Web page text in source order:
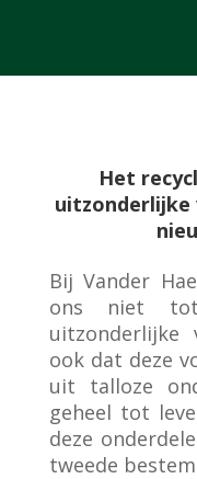
Het
uitzonderlijke
Bij Vander
ons niet
uitzonderlijke
ook dat deze
uit talloze
geheel tot
deze
tweede